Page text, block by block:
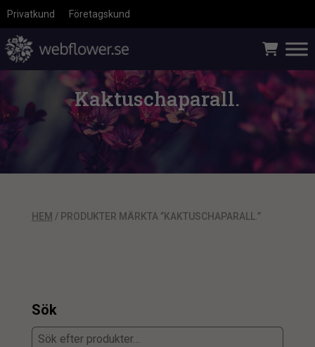
Privatkund Företagskund
Kaktuschaparall.
HEM / PRODUKTER MÄRKTA ”KAKTUSCHAPARALL.”
Sök